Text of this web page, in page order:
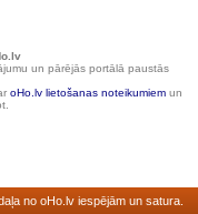
un pārējās portālā paustās
oHo.lv lietošanas noteikumiemun
no oHo.lv iespējām un satura.